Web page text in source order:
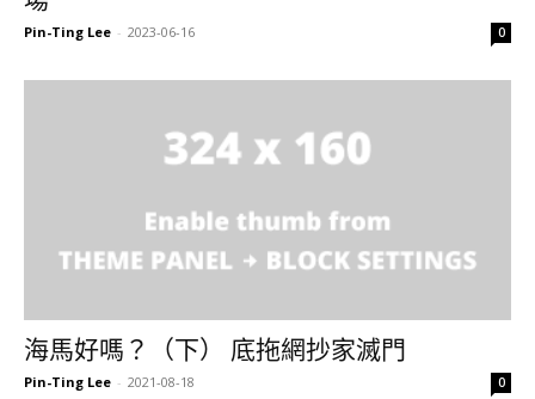
Pin-Ting Lee - 2023-06-16 0
海馬好嗎？（下） 底拖網抄家滅門
Pin-Ting Lee - 2021-08-18 0